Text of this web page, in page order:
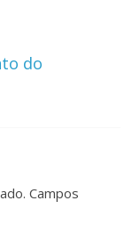
do
Campos